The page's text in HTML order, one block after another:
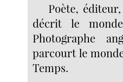
Poète,
décrit le
Photographe
parcourt le
Temps.